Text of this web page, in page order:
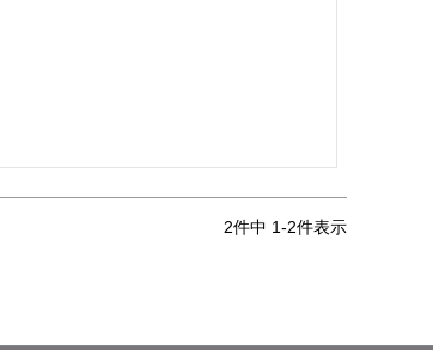
2件中 1-2件表示